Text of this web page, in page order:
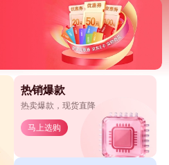
热销爆款
热卖爆款，现货直降
马上选购